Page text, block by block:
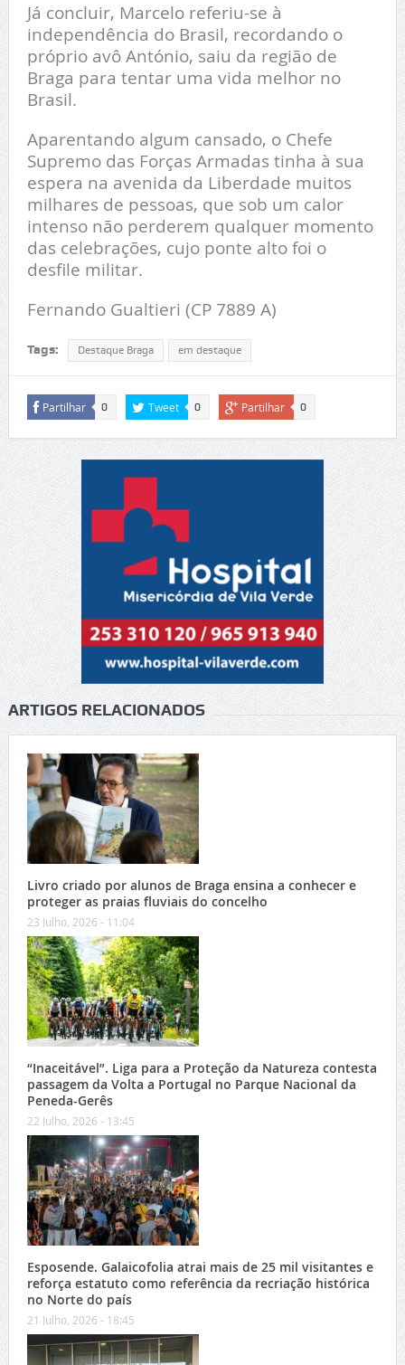
Já concluir, Marcelo referiu-se à
independência do Brasil, recordando o
próprio avô António, saiu da região de
Braga para tentar uma vida melhor no
Brasil.
Aparentando algum cansado, o Chefe
Supremo das Forças Armadas tinha à sua
espera na avenida da Liberdade muitos
milhares de pessoas, que sob um calor
intenso não perderem qualquer momento
das celebrações, cujo ponte alto foi o
desfile militar.
Fernando Gualtieri (CP 7889 A)
Tags: Destaque Braga em destaque
Partilhar 0 Tweet 0 Partilhar 0
ARTIGOS RELACIONADOS
Livro criado por alunos de Braga ensina a conhecer e
proteger as praias fluviais do concelho
23 Julho, 2026 - 11:04
“Inaceitável”. Liga para a Proteção da Natureza contesta
passagem da Volta a Portugal no Parque Nacional da
Peneda-Gerês
22 Julho, 2026 - 13:45
Esposende. Galaicofolia atrai mais de 25 mil visitantes e
reforça estatuto como referência da recriação histórica
no Norte do país
21 Julho, 2026 - 18:45